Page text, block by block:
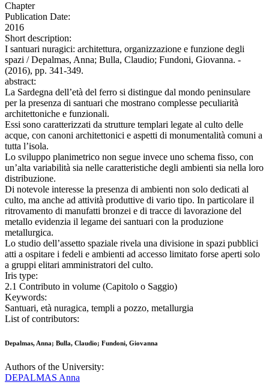
Chapter
Publication Date:
2016
Short description:
I santuari nuragici: architettura, organizzazione e funzione degli
spazi / Depalmas, Anna; Bulla, Claudio; Fundoni, Giovanna. -
(2016), pp. 341-349.
abstract:
La Sardegna dell’età del ferro si distingue dal mondo peninsulare
per la presenza di santuari che mostrano complesse peculiarità
architettoniche e funzionali.
Essi sono caratterizzati da strutture templari legate al culto delle
acque, con canoni architettonici e aspetti di monumentalità comuni a
tutta l’isola.
Lo sviluppo planimetrico non segue invece uno schema fisso, con
un’alta variabilità sia nelle caratteristiche degli ambienti sia nella loro
distribuzione.
Di notevole interesse la presenza di ambienti non solo dedicati al
culto, ma anche ad attività produttive di vario tipo. In particolare il
ritrovamento di manufatti bronzei e di tracce di lavorazione del
metallo evidenzia il legame dei santuari con la produzione
metallurgica.
Lo studio dell’assetto spaziale rivela una divisione in spazi pubblici
atti a ospitare i fedeli e ambienti ad accesso limitato forse aperti solo
a gruppi elitari amministratori del culto.
Iris type:
2.1 Contributo in volume (Capitolo o Saggio)
Keywords:
Santuari, età nuragica, templi a pozzo, metallurgia
List of contributors:
Depalmas, Anna; Bulla, Claudio; Fundoni, Giovanna
Authors of the University:
DEPALMAS Anna